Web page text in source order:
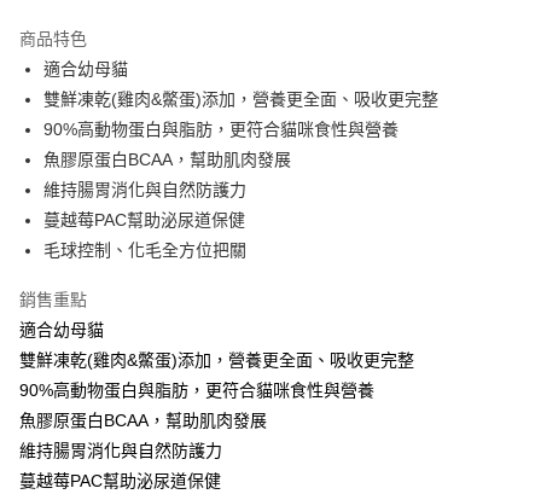
Apple Pay
街口支付
悠遊付
ATM付款
運送方式
全家取貨付款
每筆NT$60，滿NT$1,000(含以上)免運費
7-11取貨付款
每筆NT$60，滿NT$1,000(含以上)免運費
宅配
每筆NT$100，滿NT$1,000(含以上)免運費
商品特色
適合幼母貓
雙鮮凍乾(雞肉&鱉蛋)添加，營養更全面、吸收更完整
90%高動物蛋白與脂肪，更符合貓咪食性與營養
魚膠原蛋白BCAA，幫助肌肉發展
維持腸胃消化與自然防護力
蔓越莓PAC幫助泌尿道保健
毛球控制、化毛全方位把關
銷售重點
適合幼母貓
雙鮮凍乾(雞肉&鱉蛋)添加，營養更全面、吸收更完整
90%高動物蛋白與脂肪，更符合貓咪食性與營養
魚膠原蛋白BCAA，幫助肌肉發展
維持腸胃消化與自然防護力
蔓越莓PAC幫助泌尿道保健